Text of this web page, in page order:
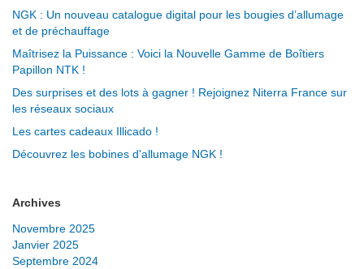
NGK : Un nouveau catalogue digital pour les bougies d’allumage
et de préchauffage
Maîtrisez la Puissance : Voici la Nouvelle Gamme de Boîtiers
Papillon NTK !
Des surprises et des lots à gagner ! Rejoignez Niterra France sur
les réseaux sociaux
Les cartes cadeaux Illicado !
Découvrez les bobines d'allumage NGK !
Archives
Novembre 2025
Janvier 2025
Septembre 2024